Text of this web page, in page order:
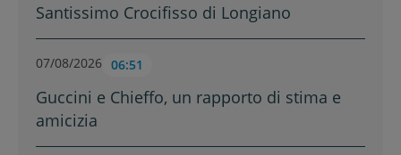
Santissimo Crocifisso di Longiano
07/08/2026 06:51
Guccini e Chieffo, un rapporto di stima e
amicizia